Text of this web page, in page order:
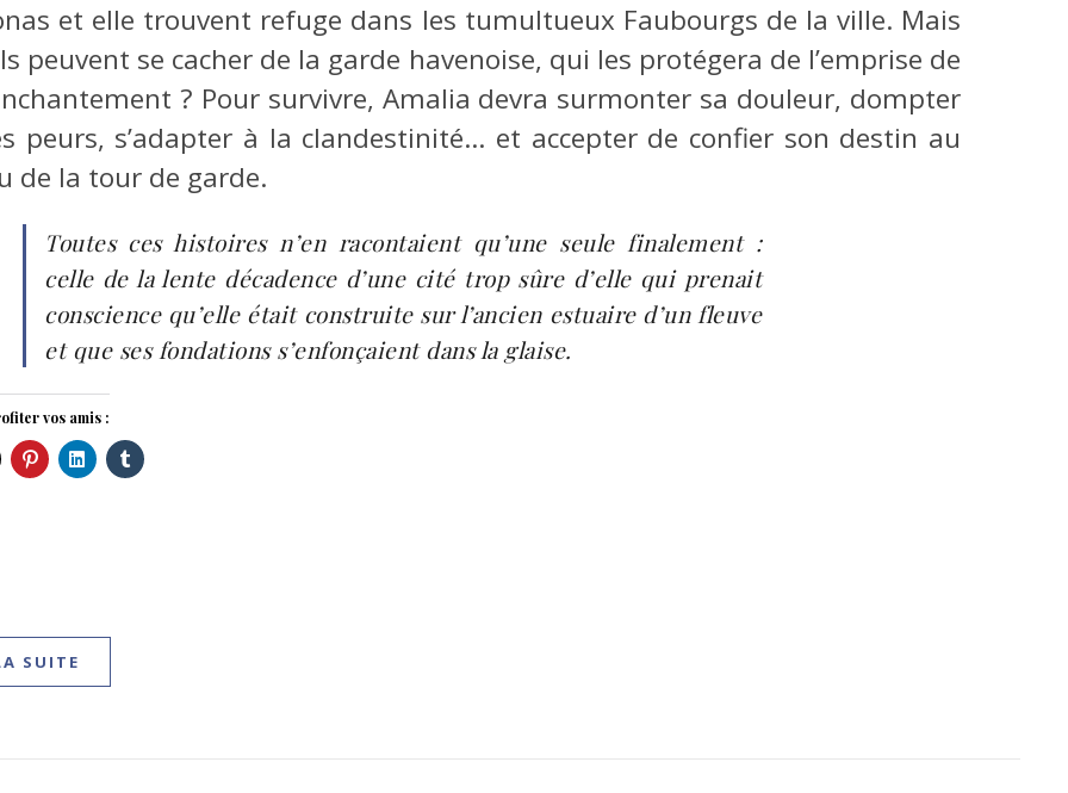
et elle trouvent refuge dans les tumultueux Faubourgs de la ville. Mais
peuvent se cacher de la garde havenoise, qui les protégera de l’emprise de
? Pour survivre, Amalia devra surmonter sa douleur, dompter
peurs, s’adapter à la clandestinité… et accepter de confier son destin au
de la tour de garde.
Toutes ces histoires n’en racontaient qu’une seule finalement :
celle de la lente décadence d’une cité trop sûre d’elle qui prenait
conscience qu’elle était construite sur l’ancien estuaire d’un fleuve
et que ses fondations s’enfonçaient dans la glaise.
vos amis :
SUITE